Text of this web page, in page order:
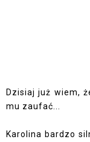
Dzisiaj już wiem,
mu zaufać...
Karolina bardzo